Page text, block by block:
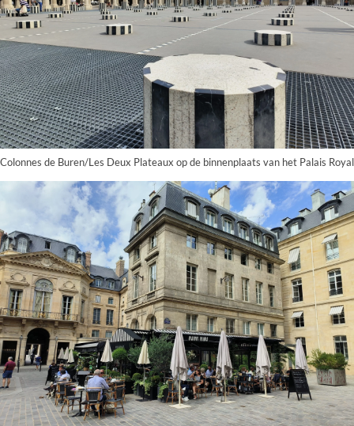
Colonnes de Buren/Les Deux Plateaux op de binnenplaats van het Palais Royal